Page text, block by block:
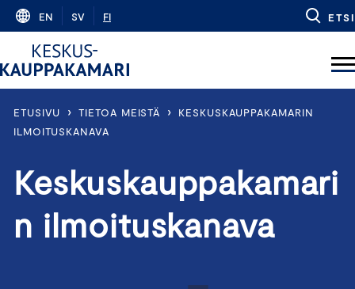
Skip
content
EN SV FI ETSI
ETUSIVU › TIETOA MEISTÄ ›
KESKUSKAUPPAKAMARIN
ILMOITUSKANAVA
Keskuskauppakamari
n ilmoituskanava